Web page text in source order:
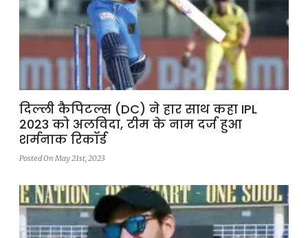
दिल्ली कैपिटल्स (DC) ने हार साथ कहा IPL
2023 को अलविदा, टीम के नाम दर्ज हुआ
शर्मनाक रिकॉर्ड
Posted On May 21st, 2023